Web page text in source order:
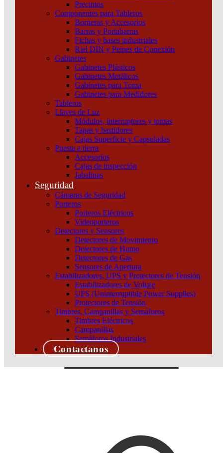
Precintos
Componentes para Tableros
Borneras y Accesorios
Barras y Portabarras
Fichas y bases industriales
Riel DIN y Peines de Conexión
Gabinetes
Gabinetes Plásticos
Gabinetes Metálicos
Gabinetes para Toma
Gabinetes para Medidores
Tableros
Llaves de Luz
Módulos, interruptores y tomas
Tapas y bastidores
Cajas Superficie y Capsuladas
Puesta a tierra
Accesorios
Cajas de inspección
Jabalinas
Seguridad
Cámaras de Seguridad
Porteros
Porteros Eléctricos
Videoporteros
Detectores y Sensores
Detectores de Movimiento
Detectores de Humo
Detectores de Gas
Sensores de Apertura
Estabilizadores, UPS y Protectores de Tensión
Estabilizadores de Voltaje
UPS (Uninterruptible Power Supplies)
Protectores de Tensión
Timbres, Campanillas y Semáforos
Timbres Eléctricos
Campanillas
Semáforos Industriales
Contactanos
PULSADOR DE CUERPO METALICO DE 22 MM
VERDE CON CONTACTO NA
Añadir al carrito